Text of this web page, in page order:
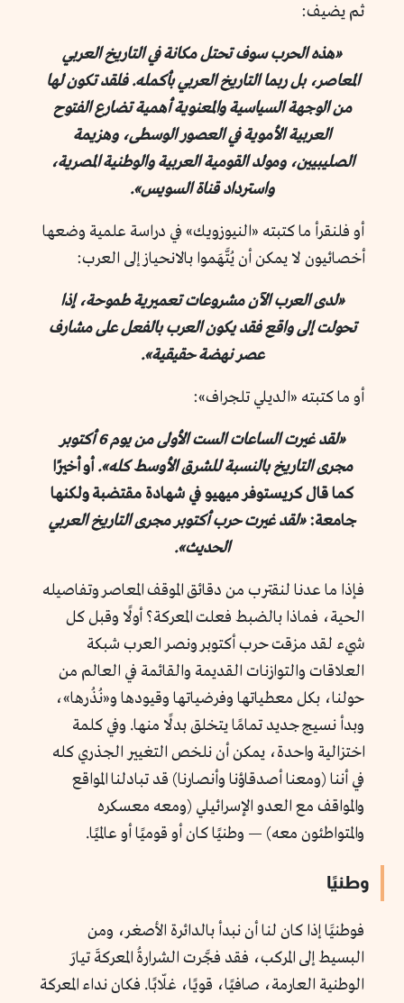
ثم يضيف:
«هذه الحرب سوف تحتل مكانة في التاريخ العربي
المعاصر، بل ربما التاريخ العربي بأكمله. فلقد تكون لها
من الوجهة السياسية والمعنوية أهمية تضارع الفتوح
العربية الأموية في العصور الوسطى، وهزيمة
الصليبيين، ومولد القومية العربية والوطنية المصرية،
واسترداد قناة السويس».
أو فلنقرأ ما كتبته «النيوزويك» في دراسة علمية وضعها
أخصائيون لا يمكن أن يُتَّهَموا بالانحياز إلى العرب:
«لدى العرب الآن مشروعات تعميرية طموحة، إذا
تحولت إلى واقع فقد يكون العرب بالفعل على مشارف
عصر نهضة حقيقية».
أو ما كتبته «الديلي تلجراف»:
«لقد غيرت الساعات الست الأولى من يوم 6 أكتوبر
مجرى التاريخ بالنسبة للشرق الأوسط كله». أو أخيرًا
كما قال كريستوفر ميهيو في شهادة مقتضبة ولكنها
جامعة:«لقد غيرت حرب أكتوبر مجرى التاريخ العربي
الحديث».
فإذا ما عدنا لنقترب من دقائق الموقف المعاصر وتفاصيله
الحية، فماذا بالضبط فعلت المعركة؟ أولًا وقبل كل
شيء لقد مزقت حرب أكتوبر ونصر العرب شبكة
العلاقات والتوازنات القديمة والقائمة في العالم من
حولنا، بكل معطياتها وفرضياتها وقيودها و«نُذُرها»،
وبدأ نسيج جديد تمامًا يتخلق بدلًا منها. وفي كلمة
اختزالية واحدة، يمكن أن نلخص التغيير الجذري كله
في أننا (ومعنا أصدقاؤنا وأنصارنا) قد تبادلنا المواقع
والمواقف مع العدو الإسرائيلي (ومعه معسكره
والمتواطئون معه) — وطنيًا كان أو قوميًا أو عالميًا.
وطنيًا
فوطنيََا إذا كان لنا أن نبدأ بالدائرة الأصغر، ومن
البسيط إلى المركب، فقد فجَّرت الشرارةُ المعركةَ تيارَ
الوطنية العارمة، صافيًا، قويًا، غلّابًا. فكان نداء المعركة